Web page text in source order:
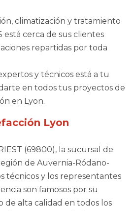
climatización y tratamiento
está cerca de sus clientes
repartidas por toda
y técnicos está a tu
en todos tus proyectos de
en Lyon.
Lyon
(69800), la sucursal de
de Auvernia-Ródano-
técnicos y los representantes
son famosos por su
de alta calidad en todos los